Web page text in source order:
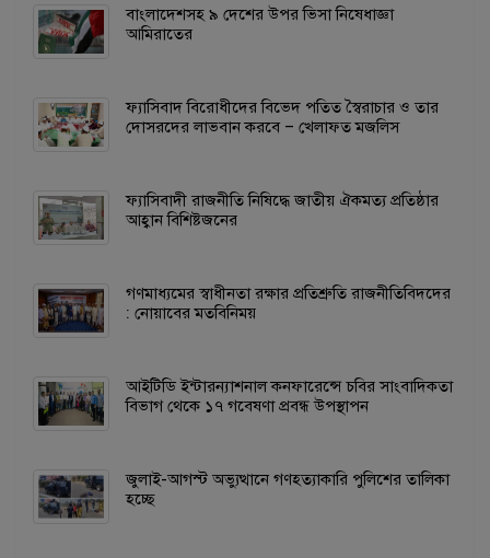
বাংলাদেশসহ ৯ দেশের উপর ভিসা নিষেধাজ্ঞা
আমিরাতের
ফ্যাসিবাদ বিরোধীদের বিভেদ পতিত স্বৈরাচার ও তার
দোসরদের লাভবান করবে – খেলাফত মজলিস
ফ্যাসিবাদী রাজনীতি নিষিদ্ধে জাতীয় ঐকমত্য প্রতিষ্ঠার
আহ্বান বিশিষ্টজনের
গণমাধ্যমের স্বাধীনতা রক্ষার প্রতিশ্রুতি রাজনীতিবিদদের
: নোয়াবের মতবিনিময়
আইটিডি ইন্টারন্যাশনাল কনফারেন্সে চবির সাংবাদিকতা
বিভাগ থেকে ১৭ গবেষণা প্রবন্ধ উপস্থাপন
জুলাই-আগস্ট অভ্যুত্থানে গণহত্যাকারি পুলিশের তালিকা
হচ্ছে